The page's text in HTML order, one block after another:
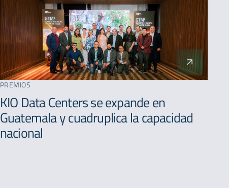
ORDENAR
Más reciente
Menos reciente
PREMIOS
KIO Data Centers se expande en
Guatemala y cuadruplica la capacidad
nacional